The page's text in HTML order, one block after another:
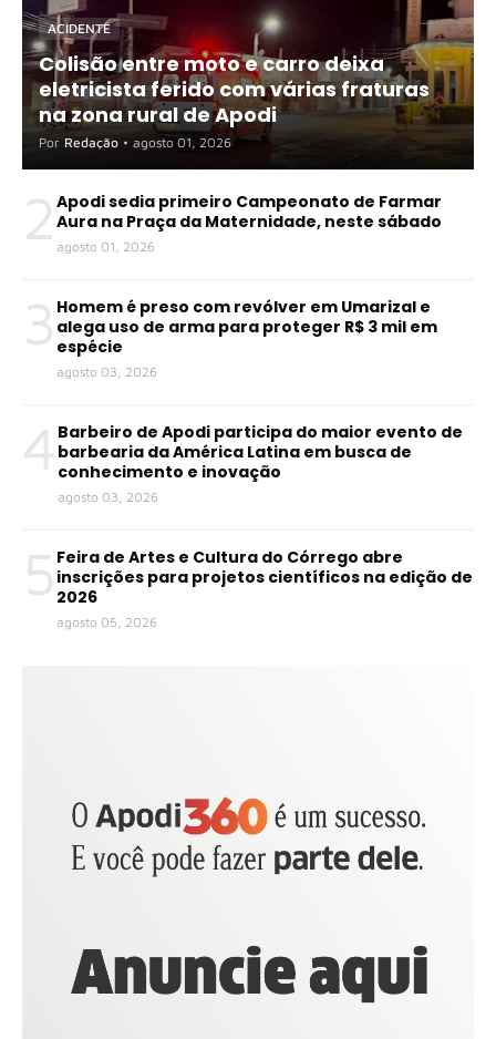
ACIDENTE
Colisão entre moto e carro deixa
eletricista ferido com várias fraturas
na zona rural de Apodi
Por Redação • agosto 01, 2026
2 Apodi sedia primeiro Campeonato de Farmar
Aura na Praça da Maternidade, neste sábado
agosto 01, 2026
3 Homem é preso com revólver em Umarizal e
alega uso de arma para proteger R$ 3 mil em
espécie
agosto 03, 2026
4 Barbeiro de Apodi participa do maior evento de
barbearia da América Latina em busca de
conhecimento e inovação
agosto 03, 2026
5 Feira de Artes e Cultura do Córrego abre
inscrições para projetos científicos na edição de
2026
agosto 05, 2026